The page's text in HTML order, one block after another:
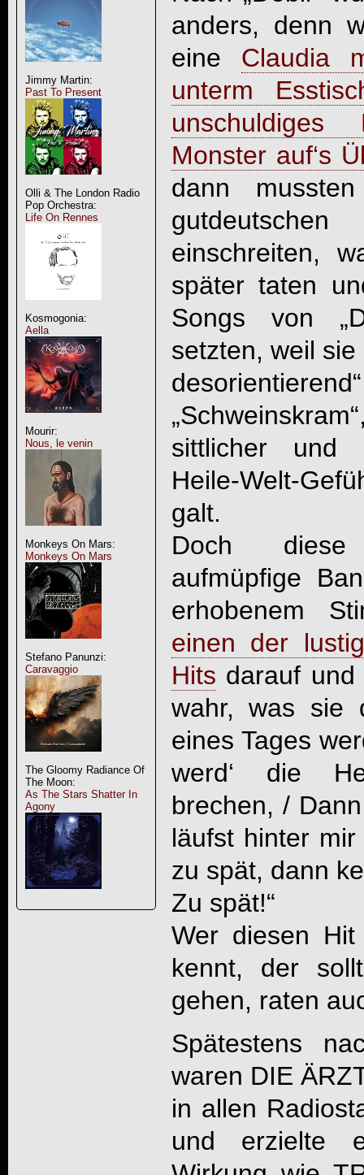
Jimmy Martin:
Past To Present
Olli & The London Radio
Pop Orchestra:
Life On Rennes
Kosmogonia:
Aella
Mourir:
Nous, le venin
Monkeys On Mars:
Monkeys On Mars
Stefano Panunzi:
Caravaggio
The Gloomy Radiance Of
The Moon:
As The Stars Shatter In
Agony
anders, denn
eine Claudia
unterm
Monster auf‘s
dann
einschreiten,
später taten
Songs von „
setzten, weil sie
sittlicher und
Heile-Welt-
galt.
Doch
aufmüpfige
erhobenem
einen der
Hits darauf
wahr, was sie
eines Tages
werd‘ die
brechen, /
läufst hinter
zu spät, dann
Zu spät!“
Wer diesen
kennt, der
gehen, raten
Spätestens
waren DIE
in allen
und erzielte